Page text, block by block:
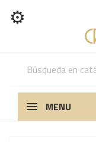
⚙
MENU